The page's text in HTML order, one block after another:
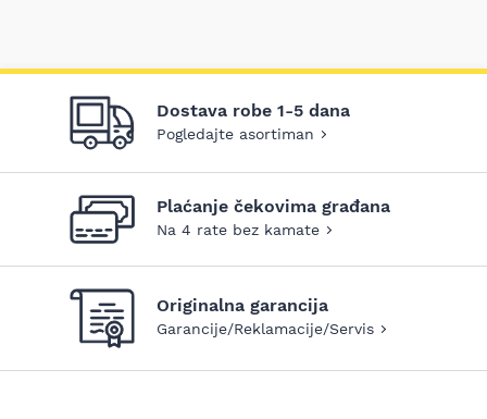
Dostava robe 1-5 dana
Pogledajte asortiman
Plaćanje čekovima građana
Na 4 rate bez kamate
Originalna garancija
Garancije/Reklamacije/Servis